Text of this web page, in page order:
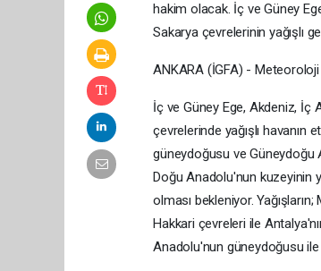
hakim olacak. İç ve Güney
Sakarya çevrelerinin yağışlı
ANKARA (İGFA) - Meteoroloji
İç ve Güney Ege, Akdeniz, İç
çevrelerinde yağışlı havanın
güneydoğusu ve Güneydoğu
Doğu Anadolu'nun kuzeyinin
olması bekleniyor.
Hakkari çevreleri ile
Anadolu'nun güneydoğusu ile